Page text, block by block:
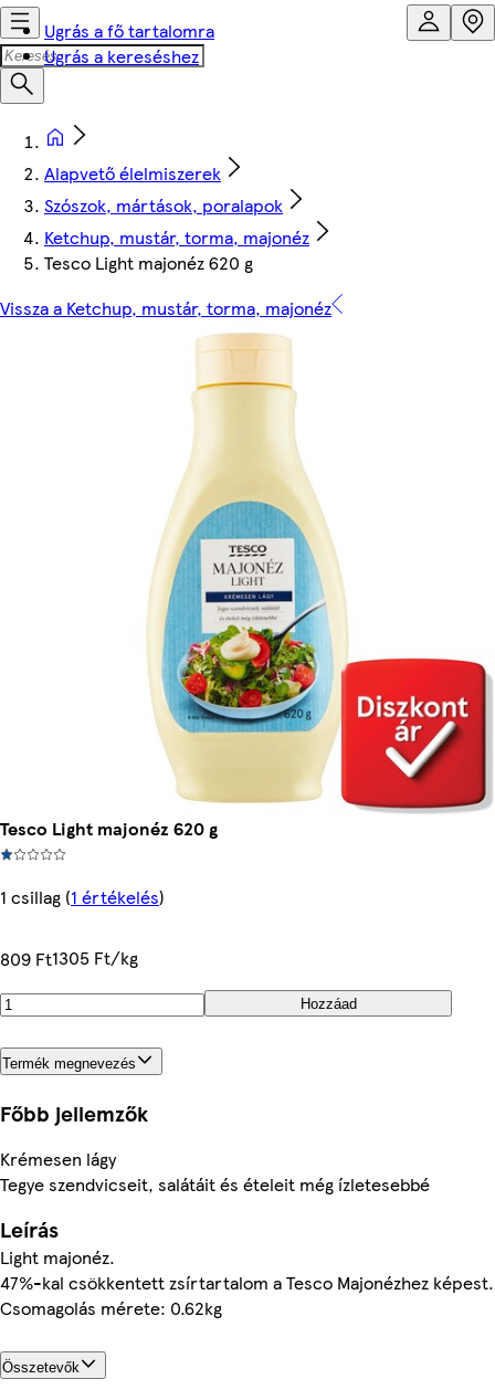
Ugrás a fő tartalomra
Ugrás a kereséshez
Alapvető élelmiszerek
Szószok, mártások, poralapok
Ketchup, mustár, torma, majonéz
Tesco Light majonéz 620 g
Vissza a Ketchup, mustár, torma, majonéz
Tesco Light majonéz 620 g
1 csillag (1 értékelés)
809 Ft1305 Ft/kg
Hozzáad
Termék megnevezés
Főbb jellemzők
Krémesen lágy
Tegye szendvicseit, salátáit és ételeit még ízletesebbé
Leírás
Light majonéz.
47%-kal csökkentett zsírtartalom a Tesco Majonézhez képest.
Csomagolás mérete: 0.62kg
Összetevők